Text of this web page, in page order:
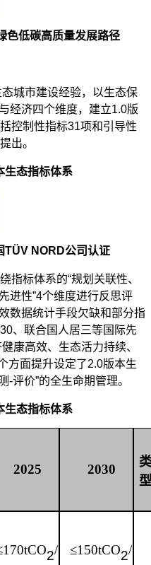
色低碳高质量发展路径
城市建设经验，以生态保
经济四个维度，建立1.0版
控制性指标31项和引导性
出。
生态指标体系
TÜV NORD公司认证
指标体系的“规划关联性、
进性”4个维度进行反思评
数据统计手段欠缺和部分指
、联合国人居三等国际先
康高效、生态活力持续、
方面提升设定了2.0版本生
-评价”的全生命期管理。
生态指标体系
2025 2030
2/
≤150tCO2/